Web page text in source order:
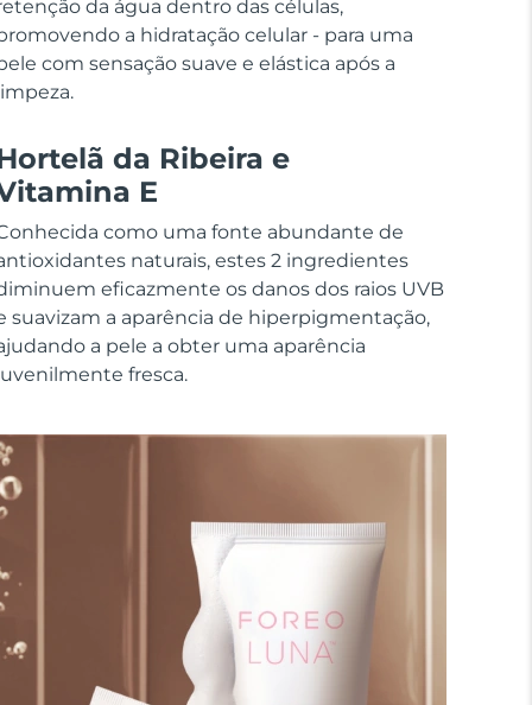
da água dentro das células,
a hidratação celular - para uma
com sensação suave e elástica após a
da Ribeira e
E
como uma fonte abundante de
naturais, estes 2 ingredientes
eficazmente os danos dos raios UVB
suavizam a aparência de hiperpigmentação,
a pele a obter uma aparência
fresca.